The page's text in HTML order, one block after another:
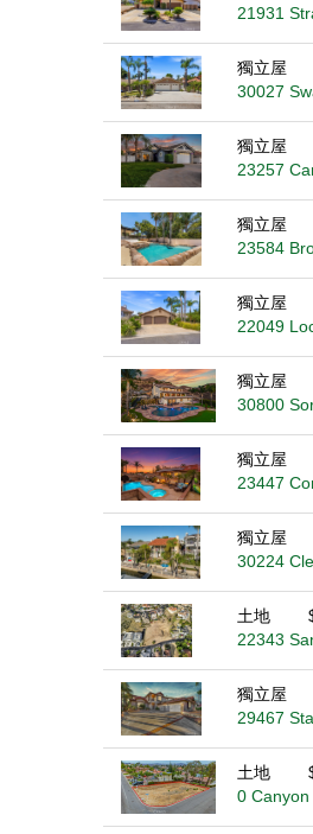
21931
獨立屋
30027
獨立屋
23257
獨立屋
23584
獨立屋
22049
獨立屋
30800
獨立屋
23447
獨立屋
30224
土地
22343
獨立屋
29467
土地
0